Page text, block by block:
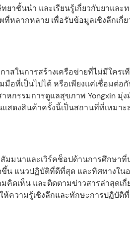
ชั้นนำ และเรียนรู้เกี่ยวกับยาและท
หลากหลาย เพื่อรับข้อมูลเชิงลึกเกี่
สในการสร้างเครือข่ายที่ไม่มีใครเ
อที่เป็นไปได้ หรือเพียงแค่เชื่อมต่อ
หกรรมการดูแลสุขภาพ Yongxin มุ่
สดงสินค้าครั้งนี้เป็นสถานที่ที่เหมาะ
สัมมนาและเวิร์คช็อปด้านการศึกษาที่
ขึ้น แนวปฏิบัติที่ดีที่สุด และทิศทางใน
ดเห็น และติดตามข่าวสารล่าสุดเกี่
ห้ความรู้เชิงลึกและทักษะการปฏิบัติที่